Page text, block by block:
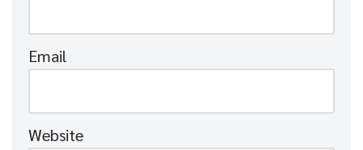
Email
Website